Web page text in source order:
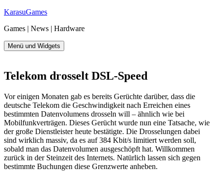
Zum
springen
KarasuGames
Games | News | Hardware
Menü und Widgets
Telekom drosselt DSL-Speed
Vor einigen Monaten gab es bereits Gerüchte darüber, dass die
deutsche Telekom die Geschwindigkeit nach Erreichen eines
bestimmten Datenvolumens drosseln will – ähnlich wie bei
Mobilfunkverträgen. Dieses Gerücht wurde nun eine Tatsache, wie
der große Dienstleister heute bestätigte. Die Drosselungen dabei
sind wirklich massiv, da es auf 384 Kbit/s limitiert werden soll,
sobald man das Datenvolumen ausgeschöpft hat. Willkommen
zurück in der Steinzeit des Internets. Natürlich lassen sich gegen
bestimmte Buchungen diese Grenzwerte anheben.